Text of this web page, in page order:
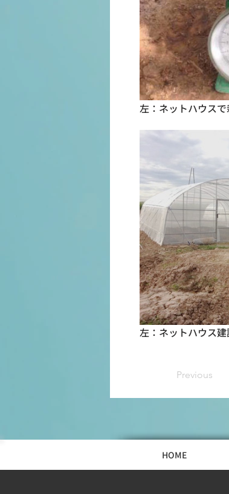
左：ネットハウス
左：ネットハウス
Previous
HOME